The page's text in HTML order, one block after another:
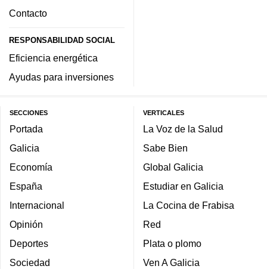
Contacto
RESPONSABILIDAD SOCIAL
Eficiencia energética
Ayudas para inversiones
SECCIONES
Portada
Galicia
Economía
España
Internacional
Opinión
Deportes
Sociedad
VERTICALES
La Voz de la Salud
Sabe Bien
Global Galicia
Estudiar en Galicia
La Cocina de Frabisa
Red
Plata o plomo
Ven A Galicia